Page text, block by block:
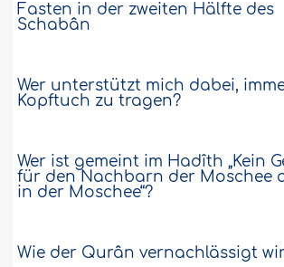
Fasten in der zweiten Hälfte des
Schabân
Wer unterstützt mich dabei,
Kopftuch zu tragen?
Wer ist gemeint im Hadîth „Kein
für den Nachbarn der Moschee
in der Moschee“?
Wie der Qurân vernachlässigt